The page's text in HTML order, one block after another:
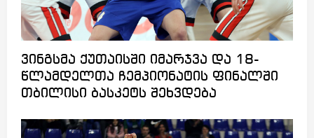
ვინგსმა ქუთაისში იმარჯვა და 18-
წლამდელთა ჩემპიონატის ფინალში
თბილისი ბასკეტს შეხვდება